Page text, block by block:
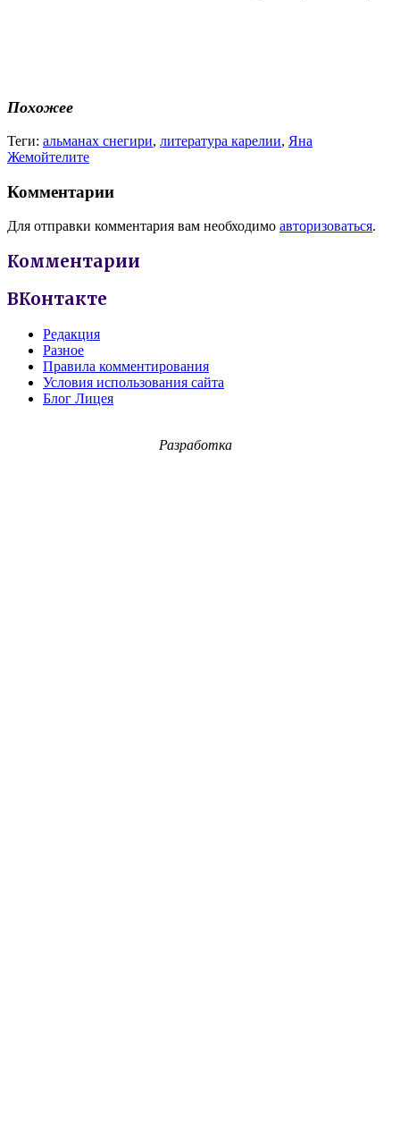
Похожее
Теги: альманах снегири, литература карелии, Яна
Жемойтелите
Комментарии
Для отправки комментария вам необходимо авторизоваться.
Комментарии
ВКонтакте
Редакция
Разное
Правила комментирования
Условия использования сайта
Блог Лицея
Разработка